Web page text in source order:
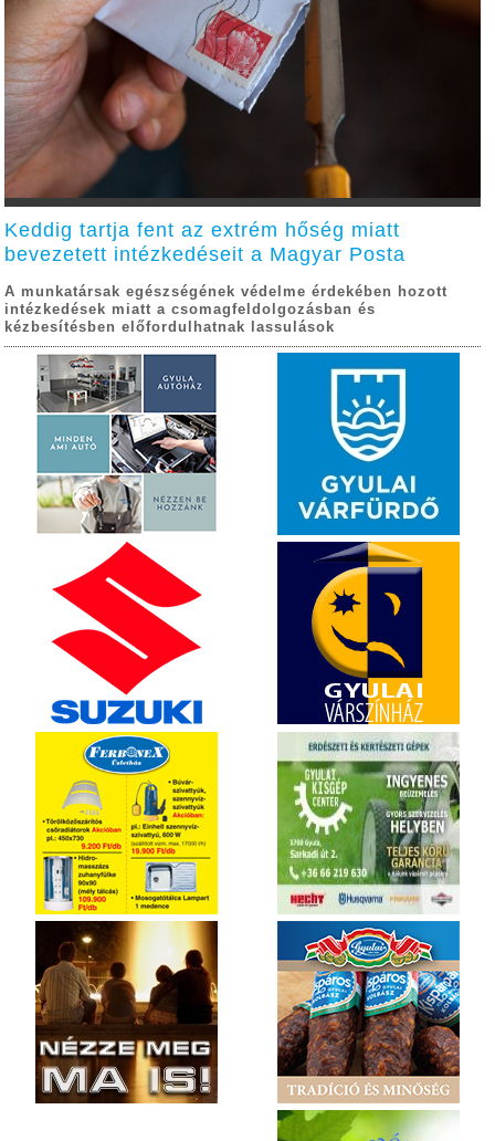
Keddig tartja fent az extrém hőség miatt
bevezetett intézkedéseit a Magyar Posta
A munkatársak egészségének védelme érdekében hozott
intézkedések miatt a csomagfeldolgozásban és
kézbesítésben előfordulhatnak lassulások